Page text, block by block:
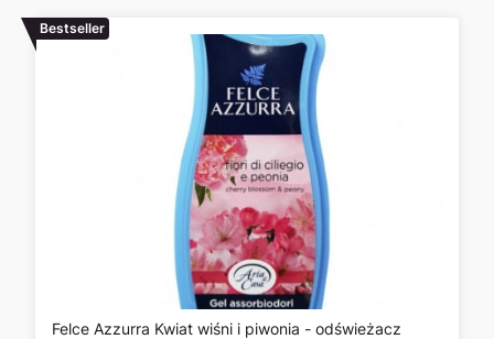
Bestseller
Felce Azzurra Kwiat wiśni i piwonia - odświeżacz